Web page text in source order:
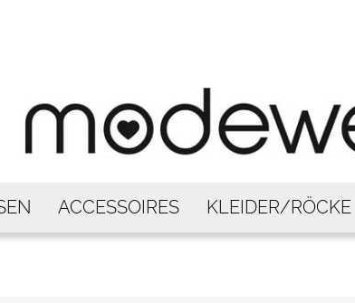
ACCESSOIRES KLEIDER/RÖCKE